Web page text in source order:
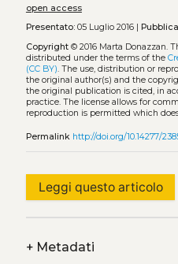
open access
Presentato:05 Luglio 2016 |
Copyright© 2016 Marta Donazzan.
distributed under the terms of the
(CC BY). The use, distribution or
the original author(s) and the
the original publication is cited, in
practice. The license allows for
reproduction is permitted which
Permalink http://doi.org/10.14277/
Leggi questo articolo
+Metadati